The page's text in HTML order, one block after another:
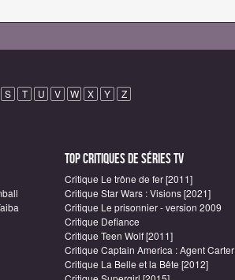
S T U V W X Y Z
Top critiques de Séries TV
Critique Le trône de fer [2011]
Critique Star Wars : Visions [2021]
Critique Le prisonnier - version 2009
Critique Defiance
Critique Teen Wolf [2011]
Critique Captain America : Agent Carter
Critique La Belle et la Bête [2012]